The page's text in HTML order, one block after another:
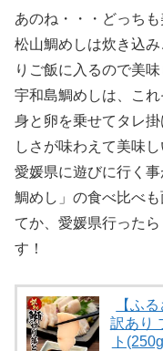
あのね・・・どっちも
松山鯛めしは炊き込
りご飯に入るので美味
宇和島鯛めしは、こ
身と卵を乗せてタレ
しさが味わえて美味し
愛媛県に遊びに行く
鯛めし」の食べ比べ
てか、愛媛県行った
す！
【ふ
訳あり
ト